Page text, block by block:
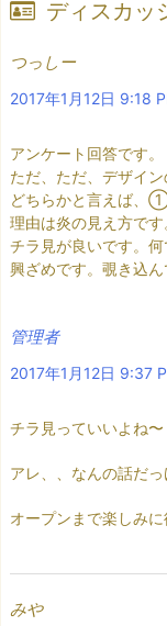
ディスカッ
つっしー
2017年1月12日 9:18
アンケート回答です。
ただ、ただ、デザイン
どちらかと言えば、
理由は炎の見え方です
チラ見が良いです。
興ざめです。覗き込ん
管理者
2017年1月12日 9:37
チラ見っていいよね〜
アレ、、なんの話だ
オープンまで楽しみ
みや